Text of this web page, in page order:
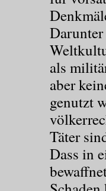
als
aber
genutzt
Täter
Dass in